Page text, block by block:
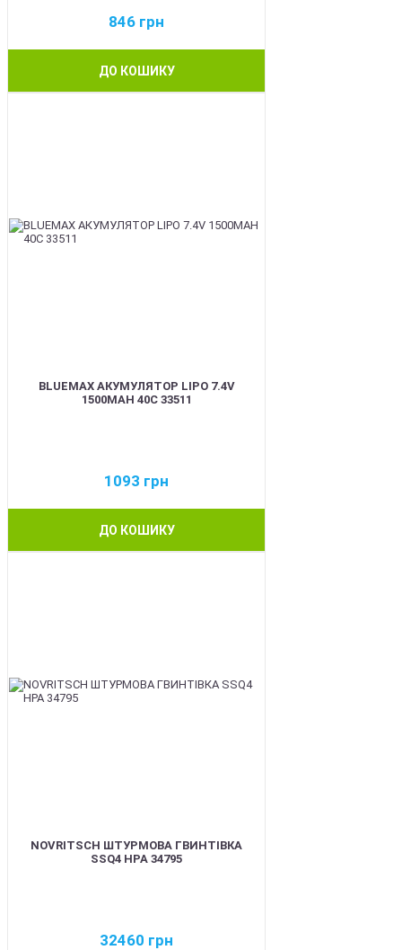
846 грн
ДО КОШИКУ
BLUEMAX АКУМУЛЯТОР LIPO 7.4V
1500MAH 40C 33511
1093 грн
ДО КОШИКУ
NOVRITSCH ШТУРМОВА ГВИНТІВКА
SSQ4 HPA 34795
32460 грн